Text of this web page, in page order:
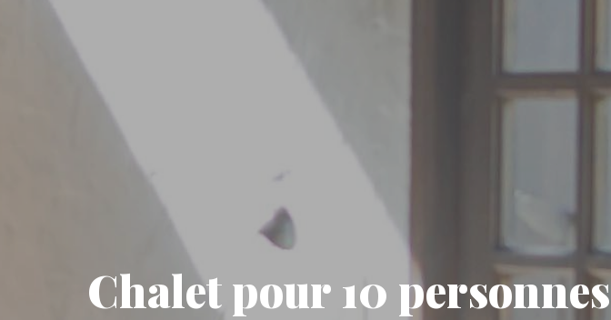
Chalet pour 10 personnes